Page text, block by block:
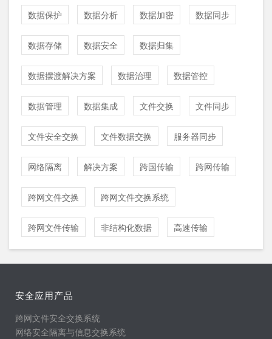
数据保护 数据分析 数据加密 数据同步
数据存储 数据安全 数据归集
数据摆渡解决方案 数据治理 数据管控
数据管理 数据集成 文件交换 文件同步
文件安全交换 文件数据交换 服务器同步
网络隔离 解决方案 跨国传输 跨网传输
跨网文件交换 跨网文件交换系统
跨网文件传输 非结构化数据 高速传输
安全应用产品
跨网文件安全交换系统
网络安全隔离与信息交换系统